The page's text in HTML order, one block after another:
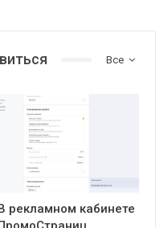
Все
В рекламном кабинете